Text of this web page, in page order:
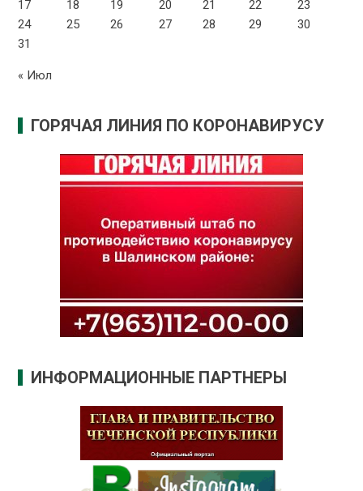
17
18 19 20 21 22
23
24
25 26 27 28 29
30
31
« Июл
ГОРЯЧАЯ ЛИНИЯ ПО КОРОНАВИРУСУ
ИНФОРМАЦИОННЫЕ ПАРТНЕРЫ